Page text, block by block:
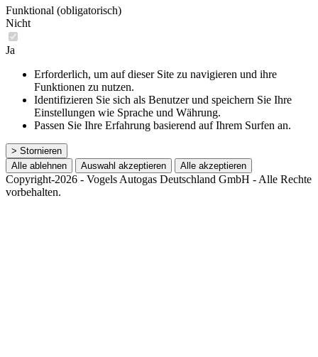
Funktional (obligatorisch)
Nicht
Ja
Erforderlich, um auf dieser Site zu navigieren und ihre
Funktionen zu nutzen.
Identifizieren Sie sich als Benutzer und speichern Sie Ihre
Einstellungen wie Sprache und Währung.
Passen Sie Ihre Erfahrung basierend auf Ihrem Surfen an.
> Stornieren
Alle ablehnen
Auswahl akzeptieren Alle akzeptieren
Copyright-2026 - Vogels Autogas Deutschland GmbH - Alle Rechte
vorbehalten.